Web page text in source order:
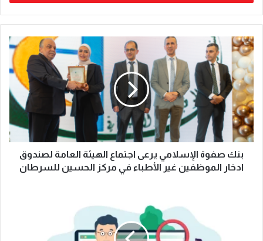
بنك صفوة الإسلامي يرعى اجتماع الهيئة العامة لصندوق
ادخار الموظفين غير الأطباء في مركز الحسين للسرطان